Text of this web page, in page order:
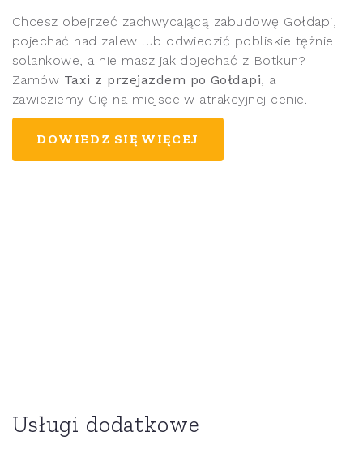
Chcesz obejrzeć zachwycającą zabudowę Gołdapi,
pojechać nad zalew lub odwiedzić pobliskie tężnie
solankowe, a nie masz jak dojechać z Botkun?
Zamów Taxi z przejazdem po Gołdapi, a
zawieziemy Cię na miejsce w atrakcyjnej cenie.
DOWIEDZ SIĘ WIĘCEJ
Usługi dodatkowe